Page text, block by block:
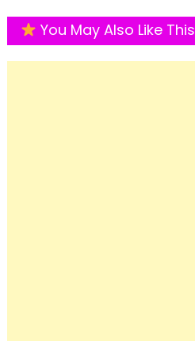
You May Also Like This